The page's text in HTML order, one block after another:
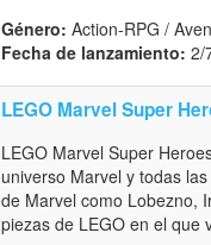
Género: Action-RPG /
Fecha de lanzamiento: 2/
LEGO Marvel Super
LEGO Marvel Super
universo Marvel y todas
de Marvel como Lobezno,
piezas de LEGO en el que